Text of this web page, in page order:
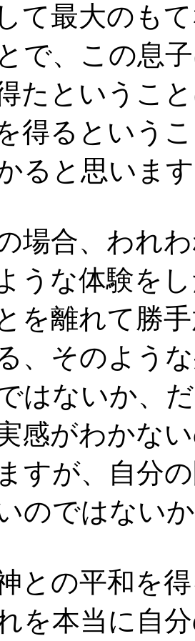
て最大のも
で、この息
たというこ
得るという
ると思いま
場合、われ
うな体験を
を離れて勝
、そのよう
はないか、
感がわかな
すが、自分
のではない
との平和を
を本当に自